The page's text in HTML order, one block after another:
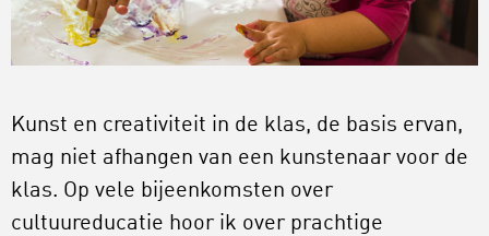
Kunst en creativiteit in de klas, de basis ervan,
mag niet afhangen van een kunstenaar voor de
klas. Op vele bijeenkomsten over
cultuureducatie hoor ik over prachtige